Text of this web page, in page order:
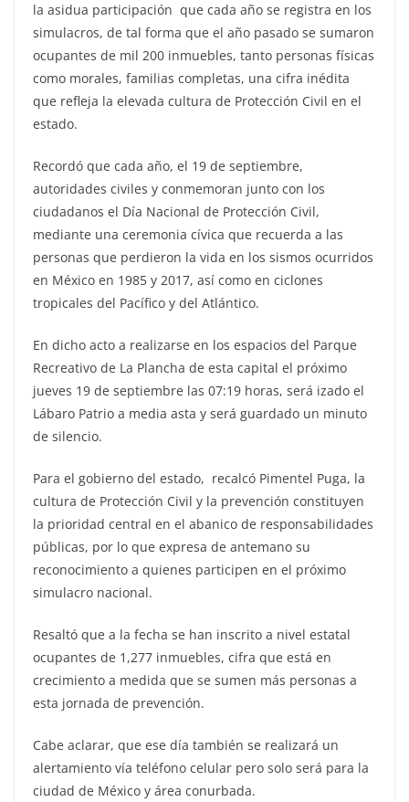
la asidua participación que cada año se registra en los
simulacros, de tal forma que el año pasado se sumaron
ocupantes de mil 200 inmuebles, tanto personas físicas
como morales, familias completas, una cifra inédita
que refleja la elevada cultura de Protección Civil en el
estado.
Recordó que cada año, el 19 de septiembre,
autoridades civiles y conmemoran junto con los
ciudadanos el Día Nacional de Protección Civil,
mediante una ceremonia cívica que recuerda a las
personas que perdieron la vida en los sismos ocurridos
en México en 1985 y 2017, así como en ciclones
tropicales del Pacífico y del Atlántico.
En dicho acto a realizarse en los espacios del Parque
Recreativo de La Plancha de esta capital el próximo
jueves 19 de septiembre las 07:19 horas, será izado el
Lábaro Patrio a media asta y será guardado un minuto
de silencio.
Para el gobierno del estado, recalcó Pimentel Puga, la
cultura de Protección Civil y la prevención constituyen
la prioridad central en el abanico de responsabilidades
públicas, por lo que expresa de antemano su
reconocimiento a quienes participen en el próximo
simulacro nacional.
Resaltó que a la fecha se han inscrito a nivel estatal
ocupantes de 1,277 inmuebles, cifra que está en
crecimiento a medida que se sumen más personas a
esta jornada de prevención.
Cabe aclarar, que ese día también se realizará un
alertamiento vía teléfono celular pero solo será para la
ciudad de México y área conurbada.